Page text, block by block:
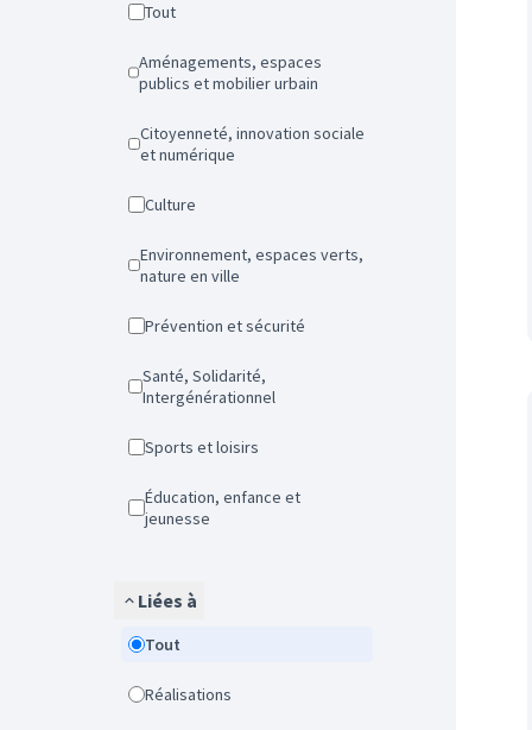
Tout
Aménagements, espaces
publics et mobilier urbain
Citoyenneté, innovation sociale
et numérique
Culture
Environnement, espaces verts,
nature en ville
Prévention et sécurité
Santé, Solidarité,
Intergénérationnel
Sports et loisirs
Éducation, enfance et
jeunesse
Liées à
Tout
Réalisations